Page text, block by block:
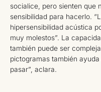
socialice, pero sienten que
sensibilidad para hacerlo.
hipersensibilidad acústica
muy molestos”. La
también puede ser
pictogramas también
pasar”, aclara.